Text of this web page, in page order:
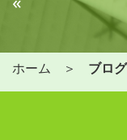
«
ホーム ブログ